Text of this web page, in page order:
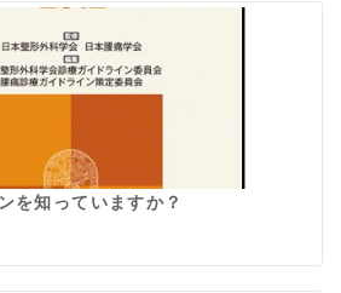
を知っていますか？